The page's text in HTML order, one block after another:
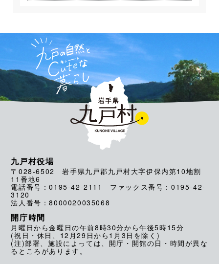
九戸村役場
〒028-6502 岩手県九戸郡九戸村大字伊保内第10地割
11番地6
電話番号：0195-42-2111 ファックス番号：0195-42-
3120
法人番号：8000020035068
開庁時間
月曜日から金曜日の午前8時30分から午後5時15分
(祝日・休日、12月29日から1月3日を除く)
(注)部署、施設によっては、開庁・開館の日・時間が異な
るところがあります。